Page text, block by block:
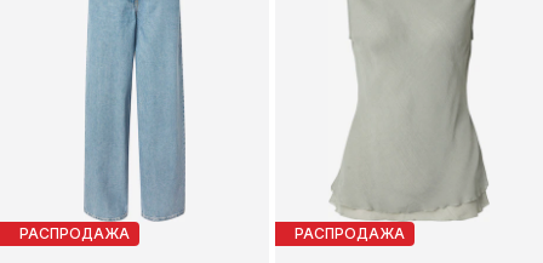
РАСПРОДАЖА РАСПРОДАЖА